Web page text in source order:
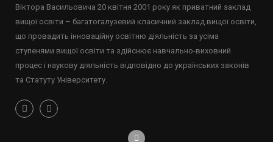
Віктора Васильовича 20 квітня 2001 року як приватний заклад
вищої освіти – багатогалузевий класичний заклад вищої освіти,
що провадить інноваційну освітню діяльність за усіма
ступенями вищої освіти та здійснює навчально-виховний
процес і наукову діяльність відповідно до українських законів
та Статуту Університету.